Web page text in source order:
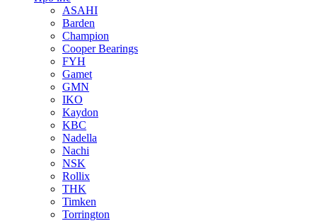
ASAHI
Barden
Champion
Cooper Bearings
FYH
Gamet
GMN
IKO
Kaydon
KBC
Nadella
Nachi
NSK
Rollix
THK
Timken
Torrington